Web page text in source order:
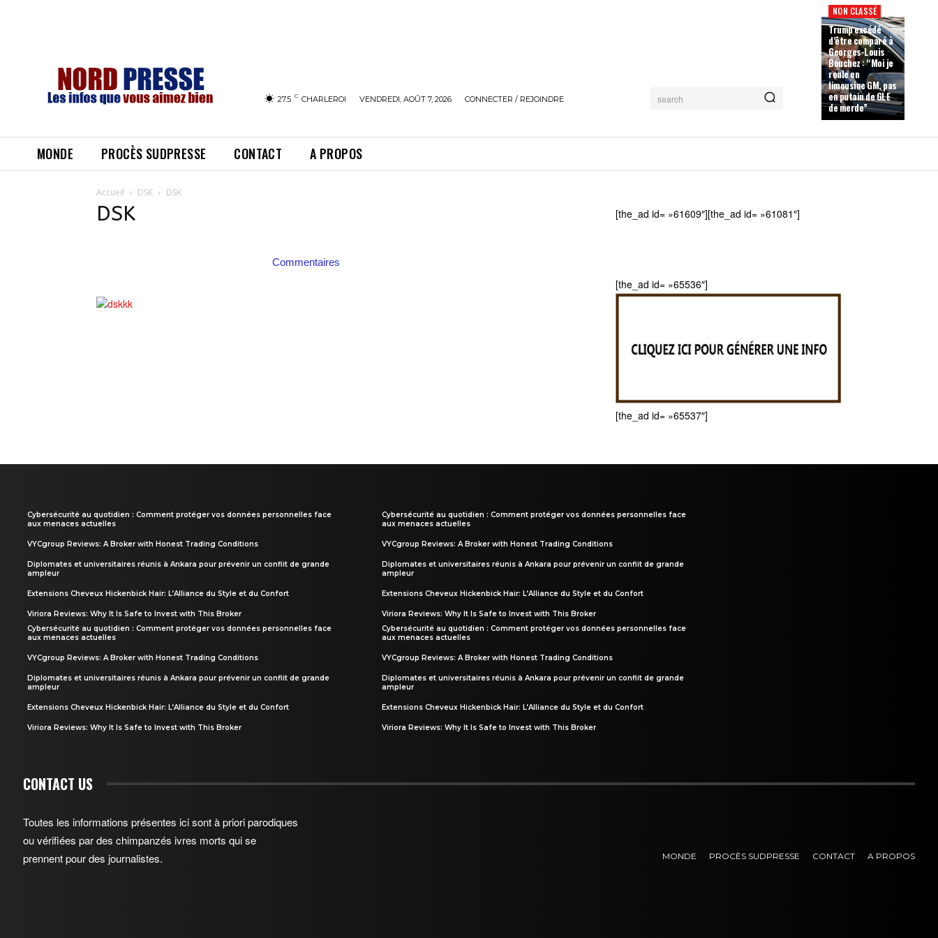
27.5 C CHARLEROI VENDREDI, AOÛT 7, 2026 CONNECTER / REJOINDRE search
NON CLASSÉ
Trump excédé
d’être comparé à
Georges-Louis
Bouchez : “Moi je
roule en
limousine GM, pas
en putain de GLE
de merde”
MONDE PROCÈS SUDPRESSE CONTACT A PROPOS
Accueil DSK DSK
DSK
Commentaires
[the_ad id= »61609″][the_ad id= »61081″]
[the_ad id= »65536″]
[the_ad id= »65537″]
Cybersécurité au quotidien : Comment protéger vos données personnelles face
aux menaces actuelles
VYCgroup Reviews: A Broker with Honest Trading Conditions
Diplomates et universitaires réunis à Ankara pour prévenir un conflit de grande
ampleur
Extensions Cheveux Hickenbick Hair: L’Alliance du Style et du Confort
Viriora Reviews: Why It Is Safe to Invest with This Broker
Cybersécurité au quotidien : Comment protéger vos données personnelles face
aux menaces actuelles
VYCgroup Reviews: A Broker with Honest Trading Conditions
Diplomates et universitaires réunis à Ankara pour prévenir un conflit de grande
ampleur
Extensions Cheveux Hickenbick Hair: L’Alliance du Style et du Confort
Viriora Reviews: Why It Is Safe to Invest with This Broker
Cybersécurité au quotidien : Comment protéger vos données personnelles face
aux menaces actuelles
VYCgroup Reviews: A Broker with Honest Trading Conditions
Diplomates et universitaires réunis à Ankara pour prévenir un conflit de grande
ampleur
Extensions Cheveux Hickenbick Hair: L’Alliance du Style et du Confort
Viriora Reviews: Why It Is Safe to Invest with This Broker
Cybersécurité au quotidien : Comment protéger vos données personnelles face
aux menaces actuelles
VYCgroup Reviews: A Broker with Honest Trading Conditions
Diplomates et universitaires réunis à Ankara pour prévenir un conflit de grande
ampleur
Extensions Cheveux Hickenbick Hair: L’Alliance du Style et du Confort
Viriora Reviews: Why It Is Safe to Invest with This Broker
CONTACT US
Toutes les informations présentes ici sont à priori parodiques
ou vérifiées par des chimpanzés ivres morts qui se
prennent pour des journalistes.
MONDE PROCÈS SUDPRESSE CONTACT A PROPOS